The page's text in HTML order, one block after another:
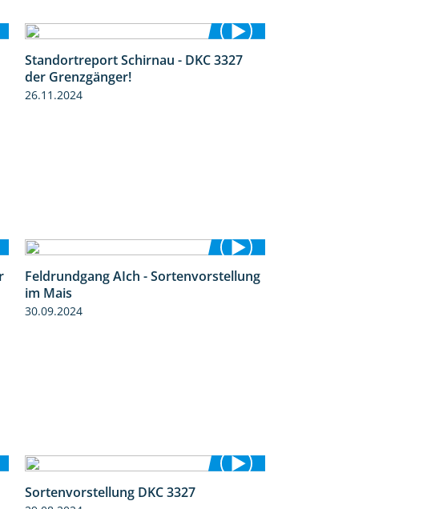
4:19
Standortreport Schirnau - DKC 3327
der Grenzgänger!
26.11.2024
11:24
Feldrundgang AIch - Sortenvorstellung
im Mais
30.09.2024
Sortenvorstellung DKC 3327